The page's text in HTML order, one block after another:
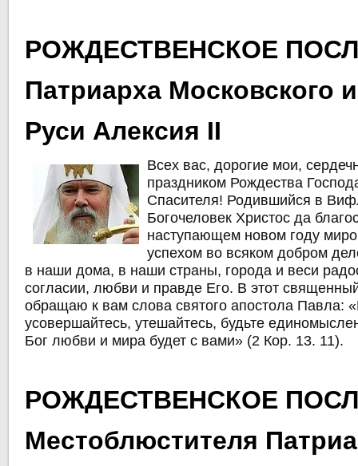
РОЖДЕСТВЕНСКОЕ
Патриарха Московского
Руси Алексия II
Всех вас, дорогие мои,
праздником Рождества
Спасителя! Родившийся в
Богочеловек Христос да
наступающем новом году
успехом во всяком добром
в наши дома, в наши страны, города и веси
согласии, любви и правде Его. В этот
обращаю к вам слова святого апостола Павла:
усовершайтесь, утешайтесь, будьте
Бог любви и мира будет с вами» (2 Кор. 13. 11).
РОЖДЕСТВЕНСКОЕ
Местоблюстителя